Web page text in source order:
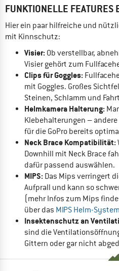
FUNKTIONELLE FEATURES
Hier ein paar hilfreiche und
mit Kinnschutz:
Visier:Ob verstellbar,
Visier gehört zum
Clips für Goggles:
mit Goggles. Großes
Steinen, Schlamm und
Helmkamera Halterung:
Klebehalterungen –
für die GoPro bereits
Neck Brace Kompatibilität:
Downhill mit Neck Brace
dafür passend auswählen.
MIPS:Das Mips verringert
Aufprall und kann so
(mehr Infos zum Mips
über das MIPS Helm-System
Insektenschutz an
sind die
Gittern oder gar nicht